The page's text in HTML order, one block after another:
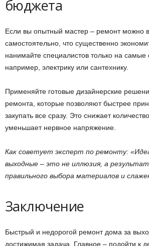
бюджета
Если вы опытный мастер – ремонт можно
самостоятельно, что существенно
нанимайте специалистов только на самые
например, электрику или сантехнику.
Применяйте готовые дизайнерские
ремонта, которые позволяют быстрее
закупать все сразу. Это снижает
уменьшает нервное напряжение.
Как советует эксперт по ремонту:
выходные – это не иллюзия, а результат
правильного выбора материалов и
Заключение
Быстрый и недорогой ремонт дома за
достижимая задача. Главное – подойти к